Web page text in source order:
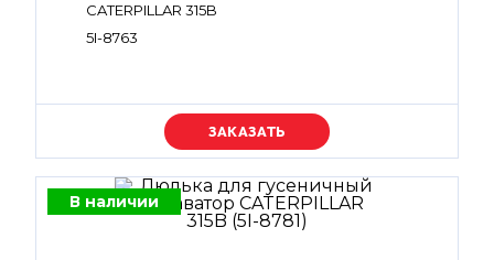
CATERPILLAR 315B
5I-8763
Уточняйте цену
В наличии